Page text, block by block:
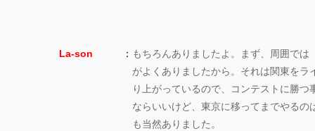
La-son ： もちろんありましたよ。まず、周囲で
がよくありましたから。それは関東を
り上がっているので、コンテストに勝
ならいいけど、東京に移ってまでやる
も当然ありました。